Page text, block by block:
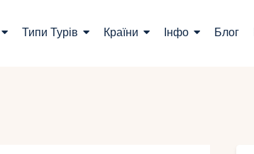
Типи Турів Країни Інфо Блог